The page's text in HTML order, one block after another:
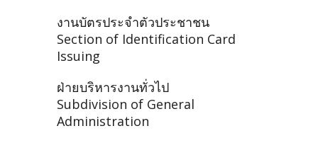
งานบัตรประจำตัวประชาชน
Section of Identification Card
Issuing
ฝ่ายบริหารงานทั่วไป
Subdivision of General
Administration